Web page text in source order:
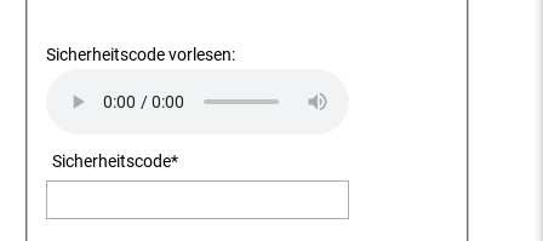
Sicherheitscode vorlesen:
Sicherheitscode*